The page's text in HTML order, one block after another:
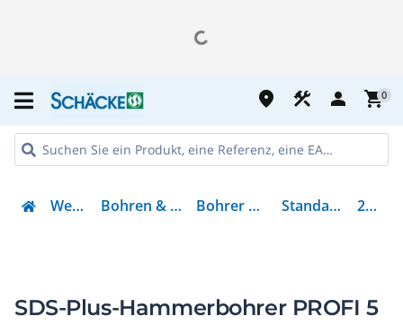
place construction person shopping_cart0
Werkzeug Bohren & Schrauben Bohrer & Schleifer Standardbohrer 208304
SDS-Plus-Hammerbohrer PROFI 5